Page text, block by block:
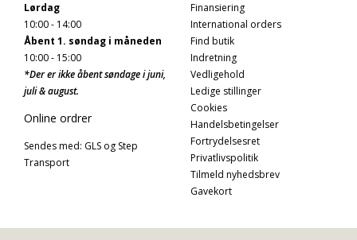
Lørdag
10:00 - 14:00
Åbent 1. søndag i måneden
10:00 - 15:00
*Der er ikke åbent søndage i juni,
juli & august.
Online ordrer
Sendes med: GLS og Step
Transport
Finansiering
International orders
Find butik
Indretning
Vedligehold
Ledige stillinger
Cookies
Handelsbetingelser
Fortrydelsesret
Privatlivspolitik
Tilmeld nyhedsbrev
Gavekort